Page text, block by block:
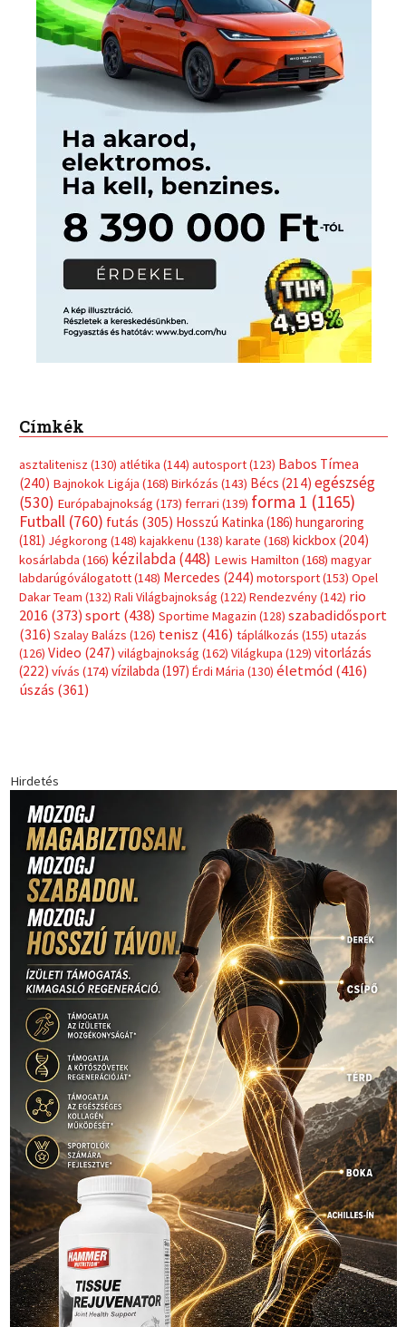
Címkék
asztalitenisz (130) atlétika (144) autosport(123) Babos Tímea
(240) Bajnokok Ligája (168) Birkózás (143) Bécs (214) egészség
(530) Európabajnokság (173) ferrari (139) forma 1 (1165)
Futball (760) futás (305) Hosszú Katinka (186) hungaroring
(181) Jégkorong (148) kajakkenu (138) karate (168) kickbox(204)
kosárlabda (166) kézilabda(448) Lewis Hamilton (168) magyar
labdarúgóválogatott(148) Mercedes (244) motorsport(153) Opel
Dakar Team (132) Rali Világbajnokság (122) Rendezvény(142) rio
2016 (373) sport(438) Sportime Magazin (128) szabadidősport
(316) Szalay Balázs (126) tenisz (416) táplálkozás (155) utazás
(126) Video (247) világbajnokság (162) Világkupa (129) vitorlázás
(222) vívás (174) vízilabda (197) Érdi Mária (130) életmód(416)
úszás (361)
Hirdetés